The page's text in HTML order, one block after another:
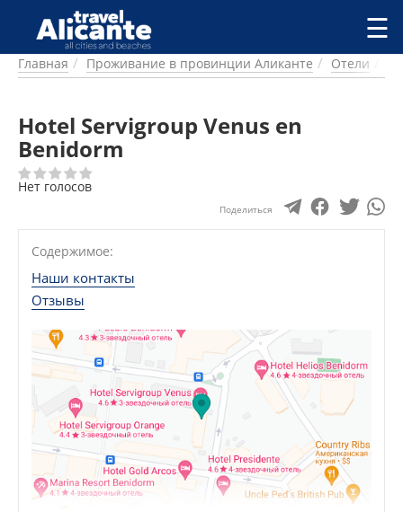
Перейти к основному содержанию
ГОРОДА
ПИТАНИЕ
ПРОЖИВАНИЕ
ПЛЯЖИ
ДОСТОПРИМЕЧАТЕЛЬНОСТИ
КОМАРКИ (РАЙОНЫ)
РЕЦЕПТЫ
ПРЕДЛОЖЕНИЯ
УСЛУГИ
☰
Главная Проживание в провинции Аликанте Отели
Hotel Servigroup Venus en
Benidorm
Нет голосов
Поделиться
Содержимое:
Наши контакты
Отзывы